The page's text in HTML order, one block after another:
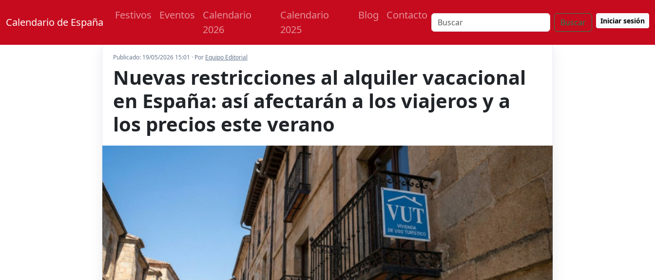
Calendario de España
Festivos Eventos
Calendario
2026
Calendario
2025
Blog Contacto
Buscar Iniciar sesión
Publicado: 19/05/2026 15:01 · Por Equipo Editorial
Nuevas restricciones al alquiler vacacional
en España: así afectarán a los viajeros y a
los precios este verano